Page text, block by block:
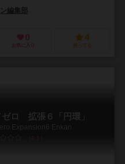
編集部
0
お気に入り
4
持ってる
ロ 拡張６「円環」
Expansion6 Enkan
6.1